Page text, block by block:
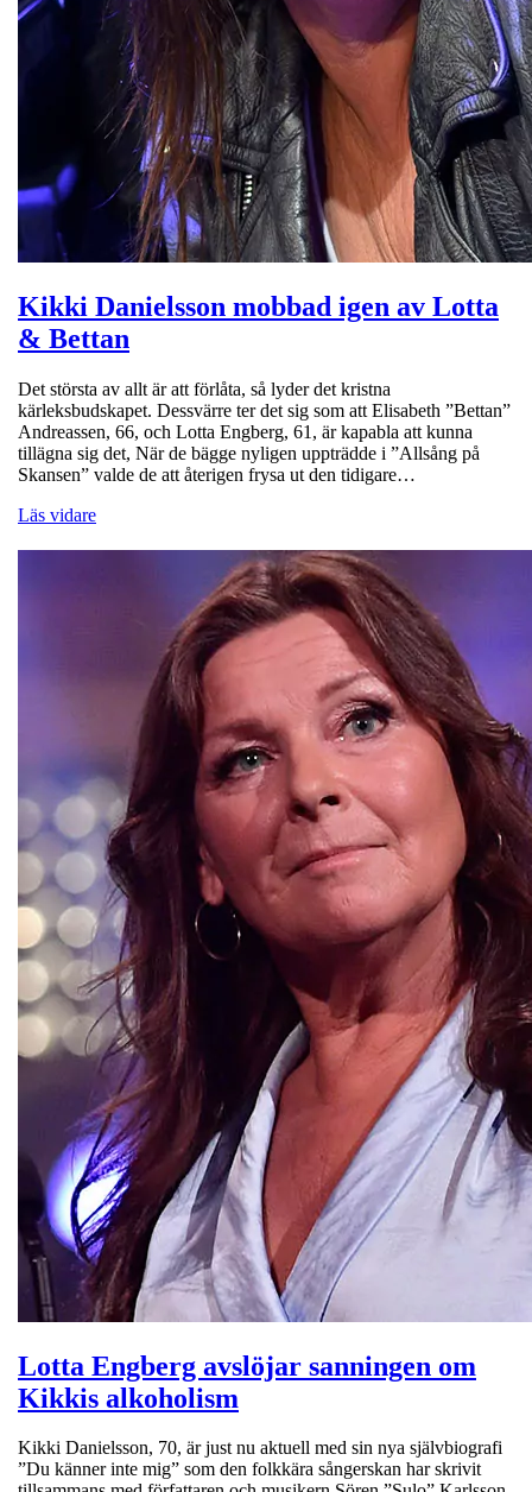
Kikki Danielsson mobbad igen av Lotta
& Bettan
Det största av allt är att förlåta, så lyder det kristna
kärleksbudskapet. Dessvärre ter det sig som att Elisabeth ”Bettan”
Andreassen, 66, och Lotta Engberg, 61, är kapabla att kunna
tillägna sig det, När de bägge nyligen uppträdde i ”Allsång på
Skansen” valde de att återigen frysa ut den tidigare…
Läs vidare
Lotta Engberg avslöjar sanningen om
Kikkis alkoholism
Kikki Danielsson, 70, är just nu aktuell med sin nya självbiografi
”Du känner inte mig” som den folkkära sångerskan har skrivit